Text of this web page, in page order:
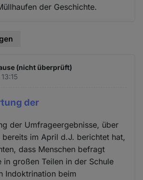
der Geschichte.
(nicht überprüft)
der
der Umfrageergebnisse, über
bereits im April d.J. berichtet hat,
dass Menschen befragt
großen Teilen in der Schule
Indoktrination beim